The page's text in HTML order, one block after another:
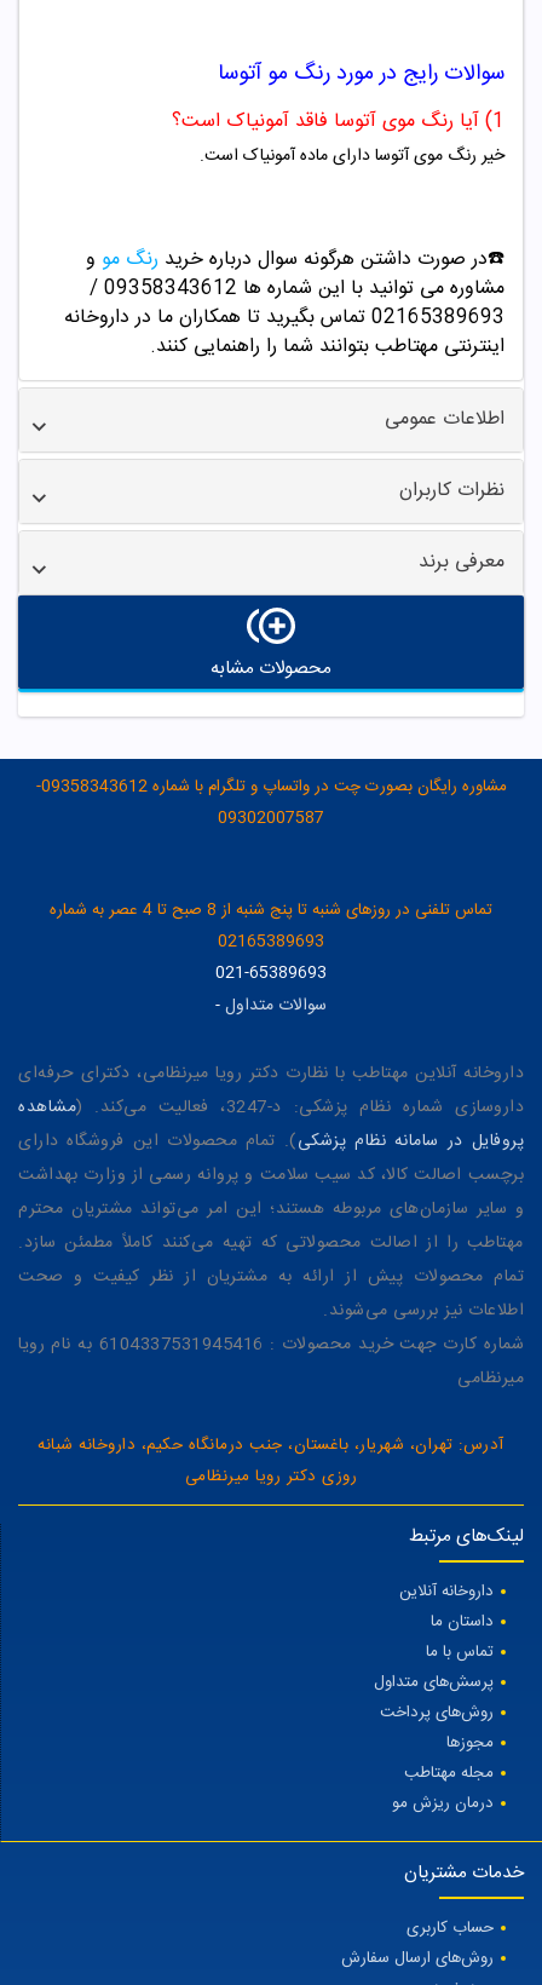
سوالات رایج در مورد رنگ مو آتوسا
1) آیا رنگ موی آتوسا فاقد آمونیاک است؟
خیر رنگ موی آتوسا دارای ماده آمونیاک است.
☎️در صورت داشتن هرگونه سوال درباره خرید رنگ مو و
مشاوره می توانید با این شماره ها 09358343612 /
02165389693تماس بگیرید تا همکاران ما در داروخانه
اینترنتی مهتاطب بتوانند شما را راهنمایی کنند.
اطلاعات عمومی
نظرات کاربران
معرفی برند
محصولات مشابه
مشاوره رایگان بصورت چت در واتساپ و تلگرام با شماره 09358343612-
09302007587
تماس تلفنی در روزهای شنبه تا پنج شنبه از 8 صبح تا 4 عصر به شماره
02165389693
021-65389693
سوالات متداول-
داروخانه آنلاین مهتاطب با نظارت دکتر رویا میرنظامی، دکترای حرفه‌ای
داروسازی شماره نظام پزشکی: د-3247، فعالیت می‌کند. (
مشاهده
پروفایل در سامانه نظام پزشکی). تمام محصولات این فروشگاه دارای
برچسب اصالت کالا، کد سیب سلامت و پروانه رسمی از وزارت بهداشت
و سایر سازمان‌های مربوطه هستند؛ این امر می‌تواند مشتریان محترم
مهتاطب را از اصالت محصولاتی که تهیه می‌کنند کاملاً مطمئن سازد.
تمام محصولات پیش از ارائه به مشتریان از نظر کیفیت و صحت
اطلاعات نیز بررسی می‌شوند.
شماره کارت جهت خرید محصولات : 6104337531945416 به نام رویا
میرنظامی
آدرس: تهران، شهریار، باغستان، جنب درمانگاه حکیم، داروخانه شبانه
روزی دکتر رویا میرنظامی
لینک‌های مرتبط
داروخانه آنلاین
داستان ما
تماس با ما
پرسش‌های متداول
روش‌های پرداخت
مجوزها
مجله مهتاطب
درمان ریزش مو
خدمات مشتریان
حساب کاربری
روش‌های ارسال سفارش